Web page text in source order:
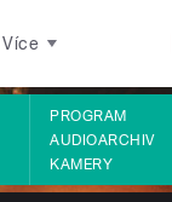
Více
PROGRAM
AUDIOARCHIV
KAMERY